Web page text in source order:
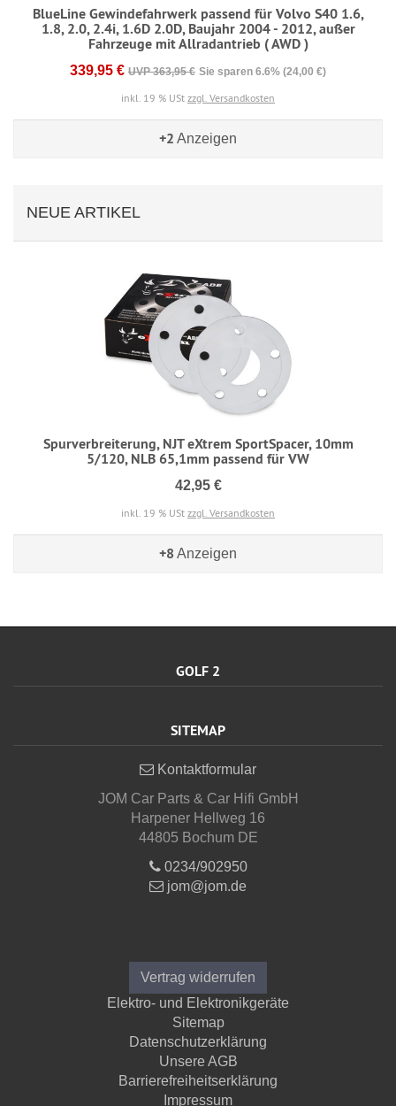
BlueLine Gewindefahrwerk passend für Volvo S40 1.6,
1.8, 2.0, 2.4i, 1.6D 2.0D, Baujahr 2004 - 2012, außer
Fahrzeuge mit Allradantrieb ( AWD )
339,95 € UVP 363,95 € Sie sparen 6.6% (24,00 €)
inkl. 19 % USt zzgl. Versandkosten
+2 Anzeigen
NEUE ARTIKEL
Spurverbreiterung, NJT eXtrem SportSpacer, 10mm
5/120, NLB 65,1mm passend für VW
42,95 €
inkl. 19 % USt zzgl. Versandkosten
+8 Anzeigen
GOLF 2
SITEMAP
Kontaktformular
JOM Car Parts & Car Hifi GmbH
Harpener Hellweg 16
44805 Bochum DE
0234/902950
jom@jom.de
Vertrag widerrufen
Elektro- und Elektronikgeräte
Sitemap
Datenschutzerklärung
Unsere AGB
Barrierefreiheitserklärung
Impressum